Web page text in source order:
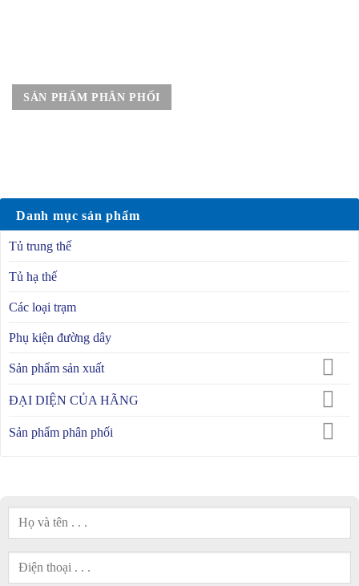
SẢN PHẨM PHÂN PHỐI
Danh mục sản phẩm
Tủ trung thế
Tủ hạ thế
Các loại trạm
Phụ kiện đường dây
Sản phẩm sản xuất
ĐẠI DIỆN CỦA HÃNG
Sản phẩm phân phối